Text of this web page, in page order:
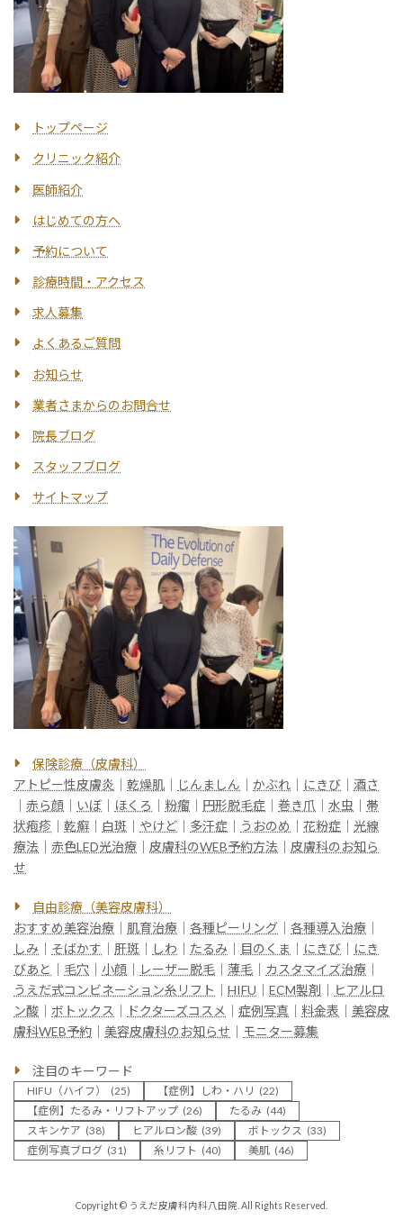
トップページ
クリニック紹介
医師紹介
はじめての方へ
予約について
診療時間・アクセス
求人募集
よくあるご質問
お知らせ
業者さまからのお問合せ
院長ブログ
スタッフブログ
サイトマップ
保険診療（皮膚科）
アトピー性皮膚炎
乾燥肌 じんましん かぶれ にきび
酒さ
赤ら顔 いぼ ほくろ 粉瘤 円形脱毛症 巻き爪 水虫
帯
状疱疹
乾癬 白斑 やけど 多汗症 うおのめ 花粉症
光線
療法
赤色LED光治療 皮膚科のWEB予約方法
皮膚科のお知ら
せ
自由診療（美容皮膚科）
おすすめ美容治療
肌育治療 各種ピーリング 各種導入治療
しみ
そばかす 肝斑 しわ たるみ 目のくま にきび
にき
びあと
毛穴 小顔 レーザー脱毛 薄毛 カスタマイズ治療
うえだ式コンビネーション糸リフト
HIFU ECM製剤
ヒアルロ
ン酸
ボトックス ドクターズコスメ 症例写真 料金表
美容皮
膚科WEB予約
美容皮膚科のお知らせ モニター募集
注目のキーワード
HIFU（ハイフ） (25) 【症例】しわ・ハリ (22)
【症例】たるみ・リフトアップ (26) たるみ (44)
スキンケア (38) ヒアルロン酸 (39) ボトックス (33)
症例写真ブログ (31) 糸リフト (40) 美肌 (46)
Copyright © うえだ皮膚科内科八田院. All Rights Reserved.